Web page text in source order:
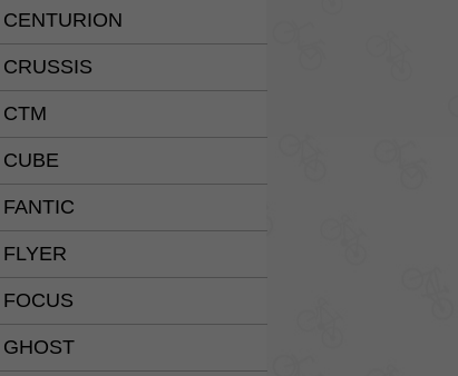
CENTURION
CRUSSIS
CTM
CUBE
FANTIC
FLYER
FOCUS
GHOST